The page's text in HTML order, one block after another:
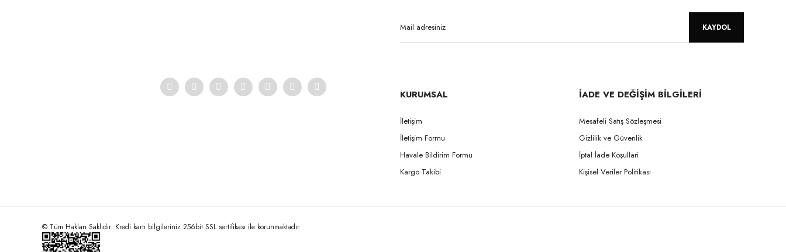
KAYDOL
KURUMSAL
İletişim
İletişim Formu
Havale Bildirim Formu
Kargo Takibi
İADE VE DEĞİŞİM BİLGİLERİ
Mesafeli Satış Sözleşmesi
Gizlilik ve Güvenlik
İptal İade Koşullari
Kişisel Veriler Politikası
© Tüm Hakları Saklıdır. Kredi kartı bilgileriniz 256bit SSL sertifikası ile korunmaktadır.